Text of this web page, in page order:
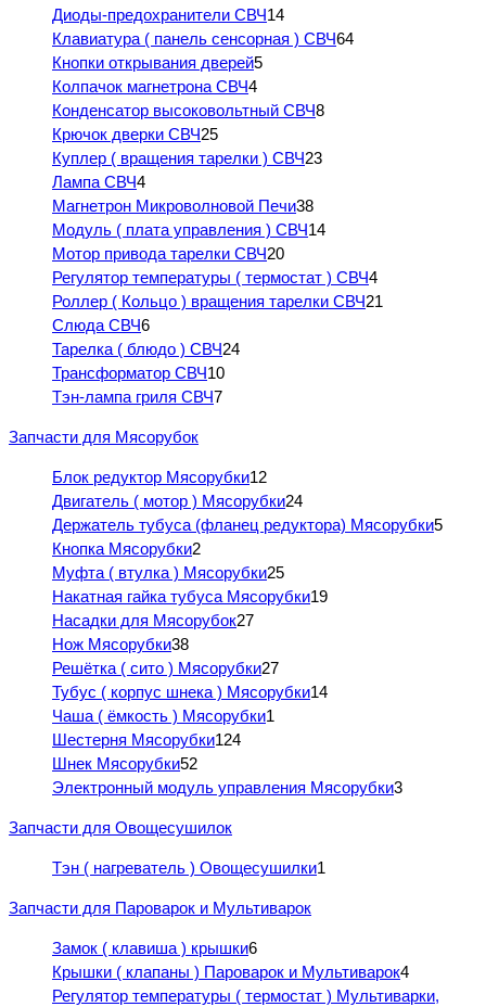
Диоды-предохранители СВЧ14
Клавиатура ( панель сенсорная ) СВЧ64
Кнопки открывания дверей5
Колпачок магнетрона СВЧ4
Конденсатор высоковольтный СВЧ8
Крючок дверки СВЧ25
Куплер ( вращения тарелки ) СВЧ23
Лампа СВЧ4
Магнетрон Микроволновой Печи38
Модуль ( плата управления ) СВЧ14
Мотор привода тарелки СВЧ20
Регулятор температуры ( термостат ) СВЧ4
Роллер ( Кольцо ) вращения тарелки СВЧ21
Слюда СВЧ6
Тарелка ( блюдо ) СВЧ24
Трансформатор СВЧ10
Тэн-лампа гриля СВЧ7
Запчасти для Мясорубок
Блок редуктор Мясорубки12
Двигатель ( мотор ) Мясорубки24
Держатель тубуса (фланец редуктора) Мясорубки5
Кнопка Мясорубки2
Муфта ( втулка ) Мясорубки25
Накатная гайка тубуса Мясорубки19
Насадки для Мясорубок27
Нож Мясорубки38
Решётка ( сито ) Мясорубки27
Тубус ( корпус шнека ) Мясорубки14
Чаша ( ёмкость ) Мясорубки1
Шестерня Мясорубки124
Шнек Мясорубки52
Электронный модуль управления Мясорубки3
Запчасти для Овощесушилок
Тэн ( нагреватель ) Овощесушилки1
Запчасти для Пароварок и Мультиварок
Замок ( клавиша ) крышки6
Крышки ( клапаны ) Пароварок и Мультиварок4
Регулятор температуры ( термостат ) Мультиварки,